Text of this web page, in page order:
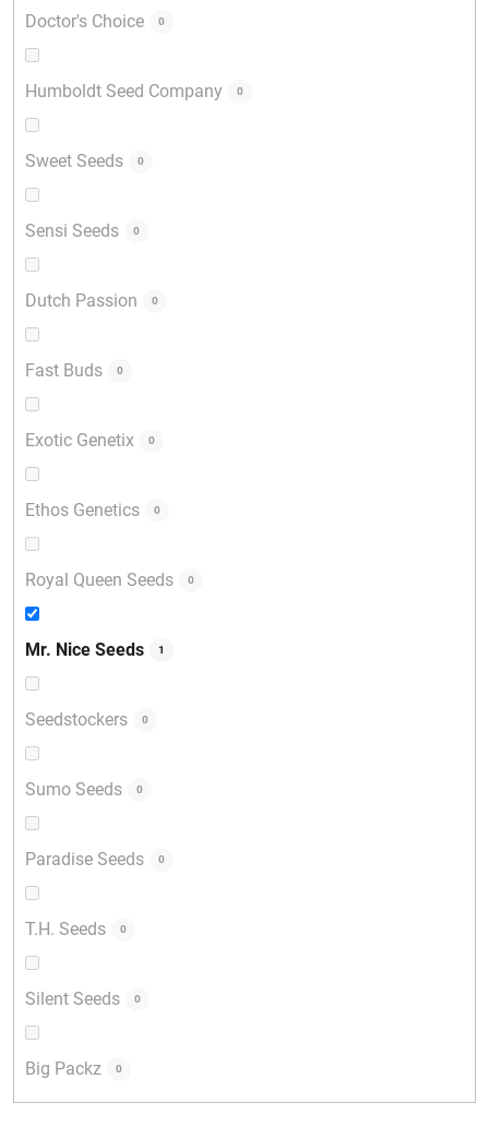
Doctor's Choice 0
Humboldt Seed Company 0
Sweet Seeds 0
Sensi Seeds 0
Dutch Passion 0
Fast Buds 0
Exotic Genetix 0
Ethos Genetics 0
Royal Queen Seeds 0
Mr. Nice Seeds 1
Seedstockers 0
Sumo Seeds 0
Paradise Seeds 0
T.H. Seeds 0
Silent Seeds 0
Big Packz 0